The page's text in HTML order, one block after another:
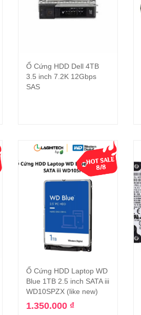
Đọc tiếp
Ổ Cứng HDD Dell 4TB
3.5 inch 7.2K 12Gbps
SAS
Thêm vào giỏ hàng
Ổ Cứng HDD Laptop WD
Blue 1TB 2.5 inch SATA iii
WD10SPZX (like new)
1.350.000 ₫